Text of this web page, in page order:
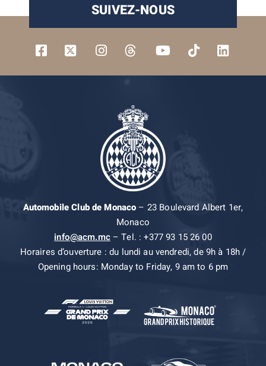
SUIVEZ-NOUS
Automobile Club de Monaco– 23 Boulevard Albert 1er,
Monaco
info@acm.mc– Tel. : +377 93 15 26 00
Horaires d’ouverture : du lundi au vendredi, de 9h à 18h /
Opening hours: Monday to Friday, 9 am to 6 pm